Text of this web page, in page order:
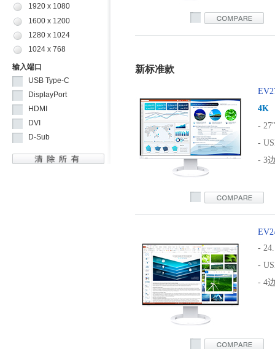
1920 x 1080
1600 x 1200
1280 x 1024
1024 x 768
输入端口
USB Type-C
DisplayPort
HDMI
DVI
D-Sub
新标准款
4K
-
-
- 3
-
-
- 4